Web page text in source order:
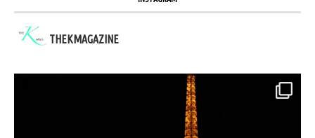
THEKMAGAZINE